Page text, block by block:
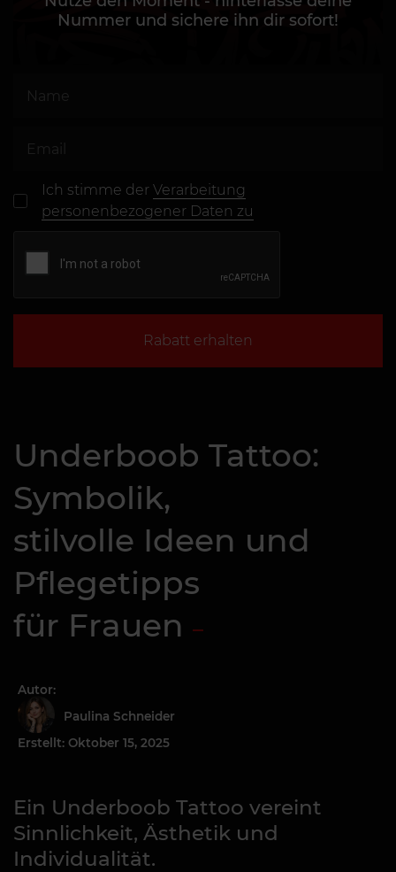
Nummer und sichere ihn dir sofort!
Ich stimme derVerarbeitung
personenbezogener Daten zu
Rabatt erhalten
Underboob Tattoo:
Symbolik,
stilvolle Ideen und
Pflegetipps
für Frauen
Autor:
Paulina Schneider
Erstellt: Oktober 15, 2025
Ein Underboob Tattoo vereint
Sinnlichkeit, Ästhetik und
Individualität.